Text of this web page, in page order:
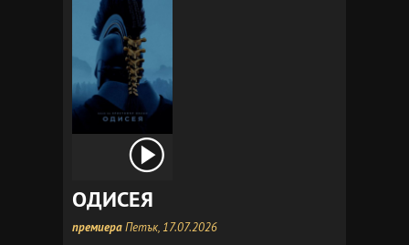
ОДИСЕЯ
премиераПетък, 17.07.2026